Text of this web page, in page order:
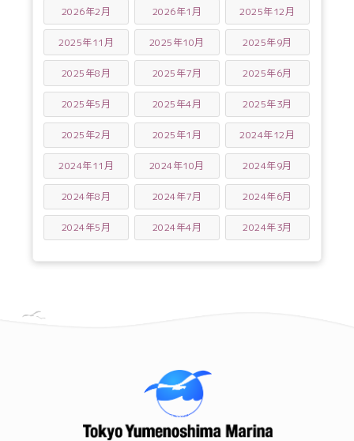
2026年2月 2026年1月 2025年12月
2025年11月 2025年10月 2025年9月
2025年8月 2025年7月 2025年6月
2025年5月 2025年4月 2025年3月
2025年2月 2025年1月 2024年12月
2024年11月 2024年10月 2024年9月
2024年8月 2024年7月 2024年6月
2024年5月 2024年4月 2024年3月